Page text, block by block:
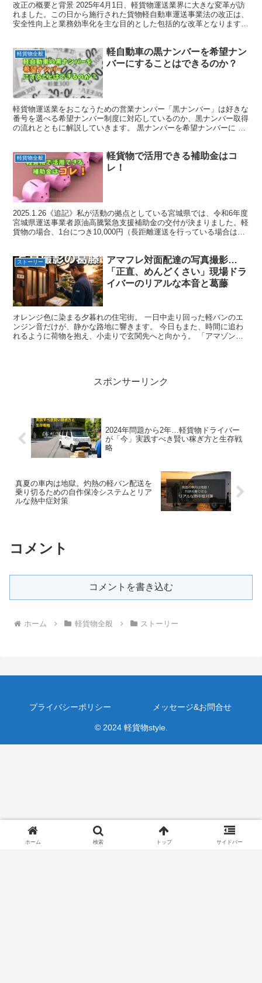
改正の概要と背景 2025年4月1日、軽貨物運送業界に大きな変革が訪
れました。この日から施行された貨物軽自動車運送事業法の改正は、
安全性向上と業務効率化を主な目的とした包括的な改革となります。
軽貨物全般
軽自動車の黒ナンバーを希望ナン
バーにすることはできるのか？
軽貨物運送業をおこなうための営業ナンバー「黒ナンバー」は好きな
番号を選べる希望ナンバー制度に対応しているのか、黒ナンバー取得
の流れとともに解説していきます。 黒ナンバーを希望ナンバーに 結
軽貨物全般
軽貨物で活用できる補助金はコ
レ！
2025.1.26《追記》私が活動の拠点としている宮城県では、令和6年度
宮城県運送事業者原油高騰緊急支援補助金の交付が決まりました。軽
貨物の場合、1台につき10,000円（長距離運送を行っている場合は
ストーリー
アマフレ対面配達の写真撮影…
「正直、めんどくさい」現場ドラ
イバーのリアルな本音と葛藤
オレンジ色に染まる夕暮れの住宅街。 一日中走り回った軽バンのエ
ンジン音だけが、静かな路地に響きます。 今日もまた、時間に追わ
れるように荷物を抱え、小走りで玄関先へと向かう。 「アマゾンで
スポンサーリンク
2024年問題から2年…軽貨物ドライバー
が「今」実践すべき賢い稼ぎ方と生存戦
略
真夏の車内は地獄。灼熱の軽バン配送を
乗り切るための自作保冷システムとリア
ルな熱中症対策
コメント
コメントを書き込む
ホーム 軽貨物全般 ストーリー
プライバシーポリシー メッセージ&お問合せ
© 2024 軽貨物style.
ホーム 検索 トップ サイドバー